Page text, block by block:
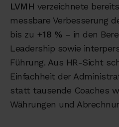
LVMH verzeichnete
messbare Verbesserung
bis zu +18 % – in den
Leadership sowie
Führung. Aus HR-Sicht
Einfachheit der
statt tausende Coaches
Währungen und